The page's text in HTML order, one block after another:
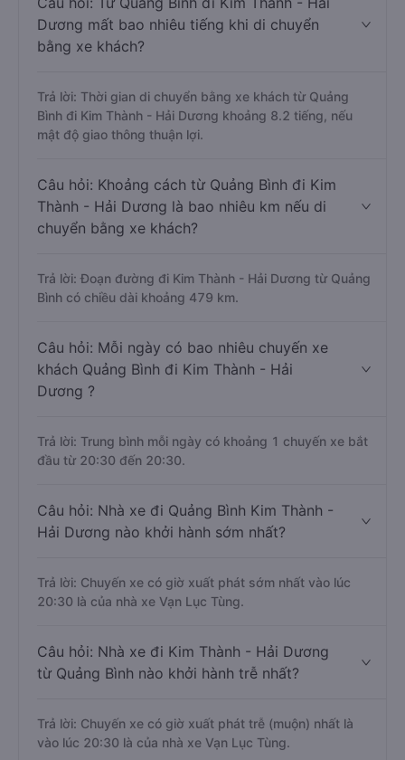
Dương mất bao nhiêu tiếng khi di chuyển
bằng xe khách?
Trả lời: Thời gian di chuyển bằng xe khách từ Quảng
Bình đi Kim Thành - Hải Dương khoảng 8.2 tiếng, nếu
mật độ giao thông thuận lợi.
Câu hỏi: Khoảng cách từ Quảng Bình đi Kim
Thành - Hải Dương là bao nhiêu km nếu di
chuyển bằng xe khách?
Trả lời: Đoạn đường đi Kim Thành - Hải Dương từ Quảng
Bình có chiều dài khoảng 479 km.
Câu hỏi: Mỗi ngày có bao nhiêu chuyến xe
khách Quảng Bình đi Kim Thành - Hải
Dương ?
Trả lời: Trung bình mỗi ngày có khoảng 1 chuyến xe bắt
đầu từ 20:30 đến 20:30.
Câu hỏi: Nhà xe đi Quảng Bình Kim Thành -
Hải Dương nào khởi hành sớm nhất?
Trả lời: Chuyến xe có giờ xuất phát sớm nhất vào lúc
20:30 là của nhà xe Vạn Lục Tùng.
Câu hỏi: Nhà xe đi Kim Thành - Hải Dương
từ Quảng Bình nào khởi hành trễ nhất?
Trả lời: Chuyến xe có giờ xuất phát trễ (muộn) nhất là
vào lúc 20:30 là của nhà xe Vạn Lục Tùng.